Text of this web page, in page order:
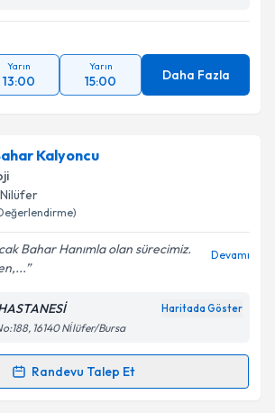
Yarın
13:00
Yarın
15:00 Daha Fazla
Kalyoncu
Bahar Hanımla olan sürecimiz.
Devamı
Haritada Göster
16140 Ni̇lüfer/Bursa
Randevu Talep Et
Talebi